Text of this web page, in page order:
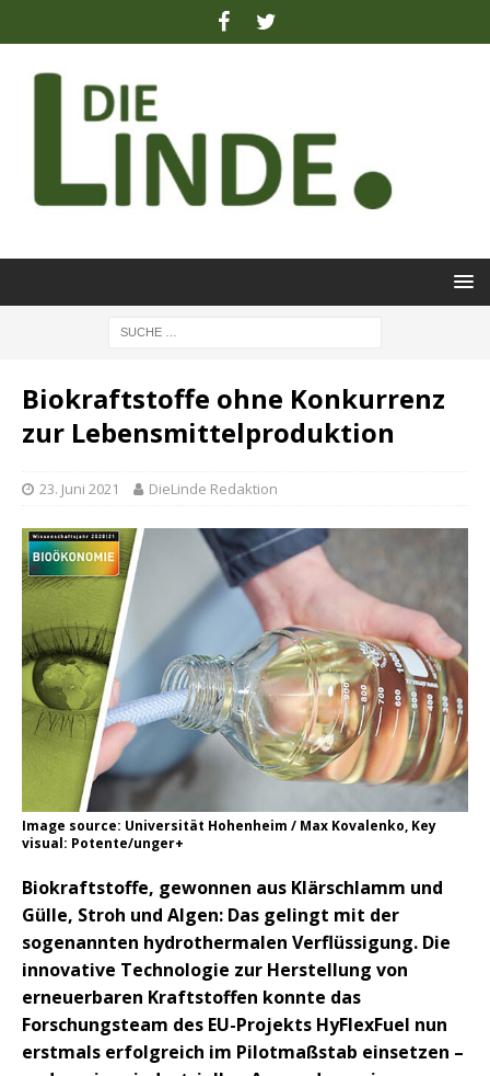
Biokraftstoffe ohne Konkurrenz
zur Lebensmittelproduktion
23. Juni 2021 DieLinde Redaktion
Image source: Universität Hohenheim / Max Kovalenko, Key
visual: Potente/unger+
Biokraftstoffe, gewonnen aus Klärschlamm und
Gülle, Stroh und Algen: Das gelingt mit der
sogenannten hydrothermalen Verflüssigung. Die
innovative Technologie zur Herstellung von
erneuerbaren Kraftstoffen konnte das
Forschungsteam des EU-Projekts HyFlexFuel nun
erstmals erfolgreich im Pilotmaßstab einsetzen –